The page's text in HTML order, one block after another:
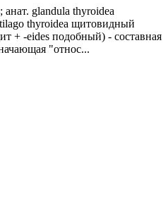
glandula thyroidea
thyroidea щитовидный
+ -eides подобный) - составная
"относ...